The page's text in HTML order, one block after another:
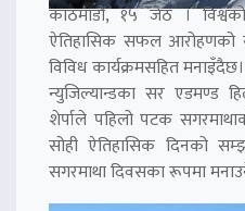
काठमाडौं, १५ जेठ ।
ऐतिहासिक सफल आरोहणको
विविध कार्यक्रमसहित
न्युजिल्यान्डका सर एडमण्ड
शेर्पाले पहिलो पटक
सोही ऐतिहासिक दिनको
सगरमाथा दिवसका रूपमा